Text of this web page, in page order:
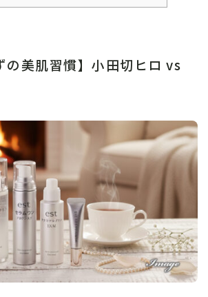
の美肌習慣】小田切ヒロ vs